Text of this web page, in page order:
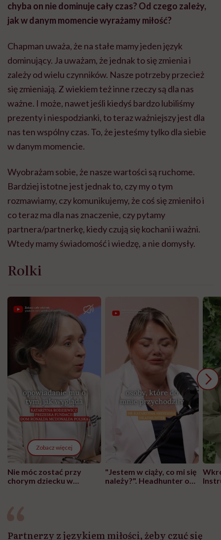
chyba on nie dominuje cały czas? Od czego zależy,
jak w danym momencie wyrażamy miłość?
Chapman uważa, że na stałe mamy jeden język
dominujący. Ja uważam, że jednak to się zmienia i
zależy od wielu czynników. Nasze potrzeby przecież
się zmieniają. Z wiekiem też inne rzeczy są dla nas
ważne. I może, nawet jeśli kiedyś bardzo lubiliśmy
prezenty i niespodzianki, to teraz ważniejszy jest dla
nas ten wspólny czas. To, że jesteśmy tylko dla siebie
w danym momencie.
Wyobrażam sobie, że nasze wartości są ruchome.
Bardziej istotne jest jednak to, czy my o tym
rozmawiamy, czy komunikujemy, że coś się zmieniło i
co teraz ma dla nas znaczenie, czy pytamy
partnera/partnerkę, kiedy czują się kochani i ważni.
Wtedy mamy świadomość i wiedzę, a nie domysły.
Rolki
Zobacz więcej
Nie móc zostać przy
chorym dziecku w
"Jestem w ciąży, co mi się
należy?". Headhunter o
Partnerzy z językiem miłości, żeby czuć się